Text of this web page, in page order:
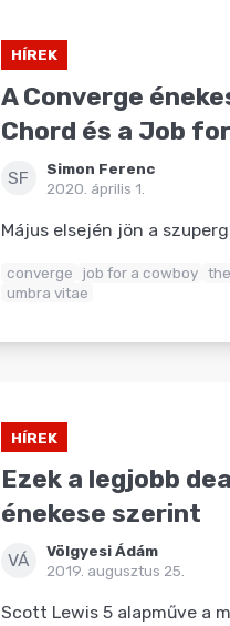
HÍREK
A Converge
Chord és a Job
SF
Simon Ferenc
2020. április 1.
Május elsején jön a
converge job for a cowboy
umbra vitae
HÍREK
Ezek a legjobb
énekese szerint
VÁ
Völgyesi Ádám
2019. augusztus 25.
Scott Lewis 5 alapműve a